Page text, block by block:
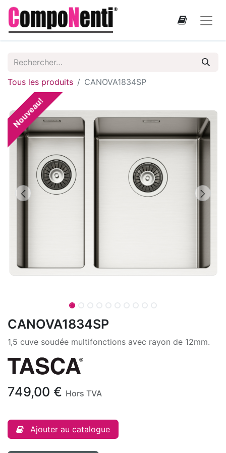
Tous les produits CANOVA1834SP
Nouveau!
CANOVA1834SP
1,5 cuve soudée multifonctions avec rayon de 12mm.
749,00 € Hors TVA
Ajouter au catalogue